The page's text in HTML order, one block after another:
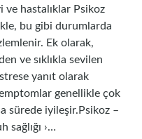
ve hastalıklar Psikoz
bu gibi durumlarda
Ek olarak,
ve sıklıkla sevilen
yanıt olarak
genellikle çok
sürede iyileşir.Psikoz –
sağlığı ›…